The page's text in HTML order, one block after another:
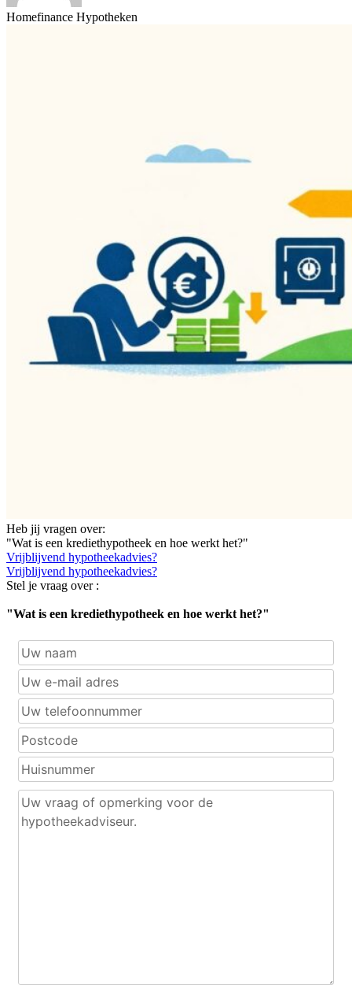
Homefinance Hypotheken
Heb jij vragen over:
"Wat is een krediethypotheek en hoe werkt het?"
Vrijblijvend hypotheekadvies?
Vrijblijvend hypotheekadvies?
Stel je vraag over :
"Wat is een krediethypotheek en hoe werkt het?"